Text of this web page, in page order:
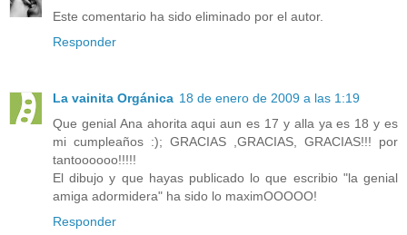
Este comentario ha sido eliminado por el autor.
Responder
La vainita Orgánica 18 de enero de 2009 a las 1:19
Que genial Ana ahorita aqui aun es 17 y alla ya es 18 y es
mi cumpleaños :); GRACIAS ,GRACIAS, GRACIAS!!! por
tantoooooo!!!!!
El dibujo y que hayas publicado lo que escribio "la genial
amiga adormidera" ha sido lo maximOOOOO!
Responder